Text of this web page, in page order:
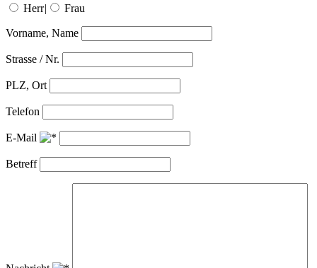
Herr| Frau
Vorname, Name
Strasse / Nr.
PLZ, Ort
Telefon
E-Mail
Betreff